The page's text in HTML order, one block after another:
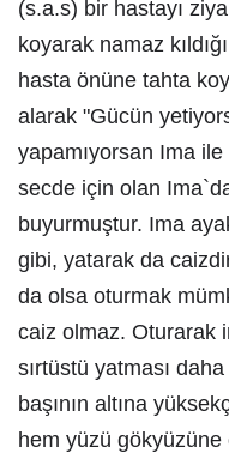
(s.a.s) bir hastayı
koyarak namaz
hasta önüne tahta
alarak "Gücün
yapamıyorsan Ima
secde için olan
buyurmuştur. Ima
gibi, yatarak da
da olsa oturmak
caiz olmaz. Oturarak
sırtüstü yatması
başının altına
hem yüzü gökyüzüne